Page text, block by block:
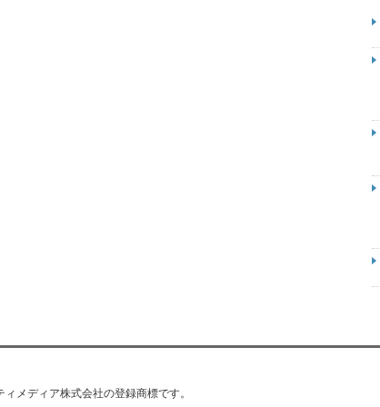
ィメディア株式会社の登録商標です。